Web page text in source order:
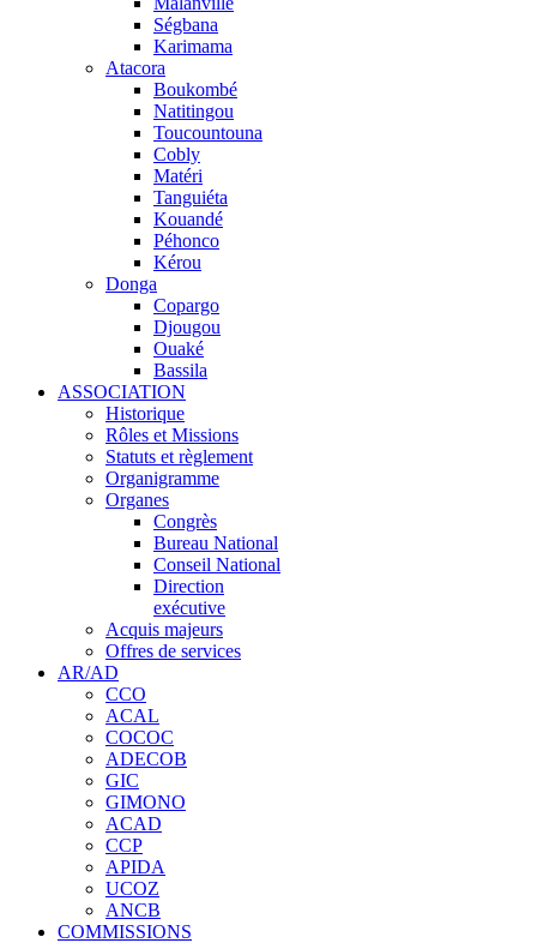
Ségbana
Karimama
Atacora
Boukombé
Natitingou
Toucountouna
Cobly
Matéri
Tanguiéta
Kouandé
Péhonco
Kérou
Donga
Copargo
Djougou
Ouaké
Bassila
ASSOCIATION
Historique
Rôles et Missions
Statuts et règlement
Organigramme
Organes
Congrès
Bureau National
Conseil National
Direction
exécutive
Acquis majeurs
Offres de services
AR/AD
CCO
ACAL
COCOC
ADECOB
GIC
GIMONO
ACAD
CCP
APIDA
UCOZ
ANCB
COMMISSIONS